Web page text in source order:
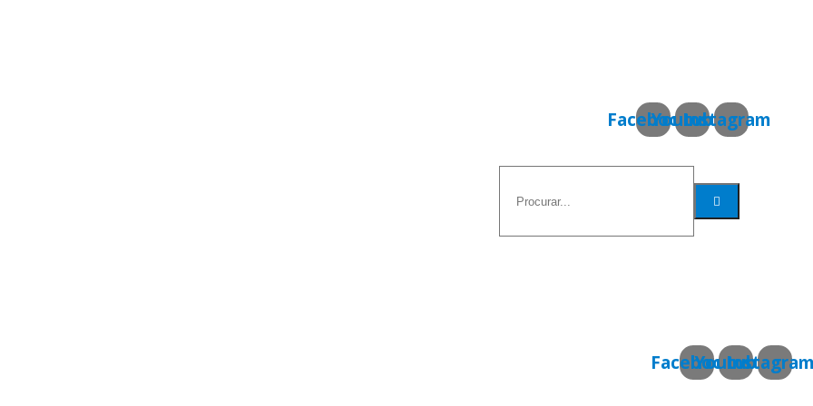
Facebook
Youtube
Instagram
Facebook
Youtube